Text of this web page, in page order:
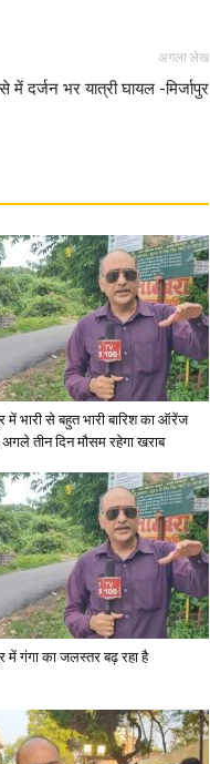
अगला लेख
दर्जन भर यात्री घायल -मिर्जापुर
में भारी से बहुत भारी बारिश का ऑरेंज
तीन दिन मौसम रहेगा खराब
में गंगा का जलस्तर बढ़ रहा है